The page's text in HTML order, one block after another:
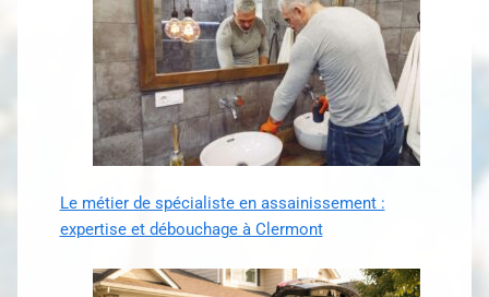
Le métier de spécialiste en assainissement :
expertise et débouchage à Clermont